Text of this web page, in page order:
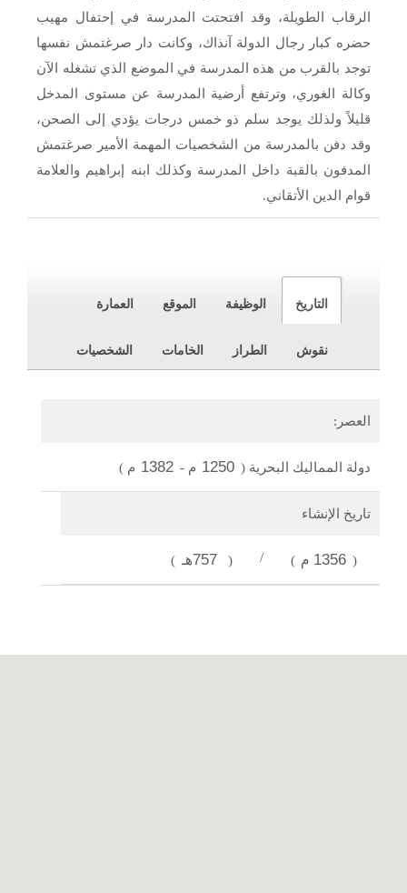
الرقاب الطويلة، وقد افتحتت المدرسة في إحتفال مهيب
حضره كبار رجال الدولة آنذاك، وكانت دار صرغتمش نفسها
توجد بالقرب من هذه المدرسة في الموضع الذي تشغله الآن
وكالة الغوري، وترتفع أرضية المدرسة عن مستوى المدخل
قليلاً ولذلك يوجد سلم ذو خمس درجات يؤدي إلى الصحن،
وقد دفن بالمدرسة من الشخصيات المهمة الأمير صرغتمش
المدفون بالقبة داخل المدرسة وكذلك ابنه إبراهيم والعلامة
قوام الدين الأتقاني.
التاريخ الوظيفة الموقع العمارة
نقوش الطراز الخامات الشخصيات
العصر:
دولة المماليك البحرية (
1250 م -
1382 م )
تاريخ الإنشاء
( 1356م )
/
( 757هـ )